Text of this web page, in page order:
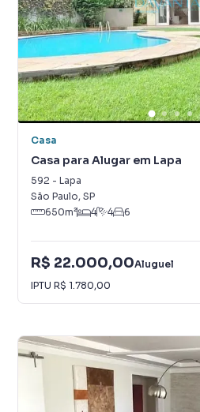
Casa
Casa para Alugar em Lapa
592 - Lapa
São Paulo, SP
650m² 4 4 6
R$ 22.000,00Aluguel
IPTU R$ 1.780,00